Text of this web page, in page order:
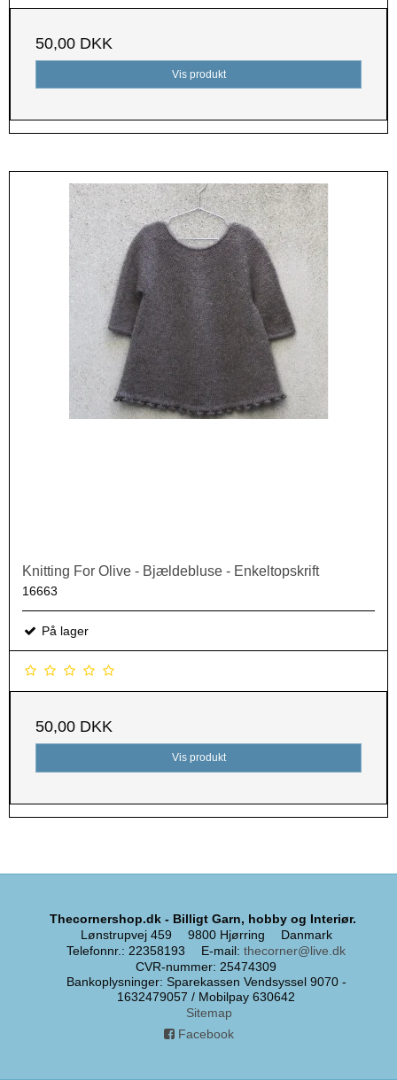
50,00 DKK
Vis produkt
Knitting For Olive - Bjældebluse - Enkeltopskrift
16663
På lager
50,00 DKK
Vis produkt
Thecornershop.dk - Billigt Garn, hobby og Interiør.
Lønstrupvej 459
9800 Hjørring
Danmark
Telefonnr. : 22358193 E-mail: thecorner@live.dk
CVR-nummer: 25474309
Bankoplysninger: Sparekassen Vendsyssel 9070 -
1632479057 / Mobilpay 630642
Sitemap
Facebook